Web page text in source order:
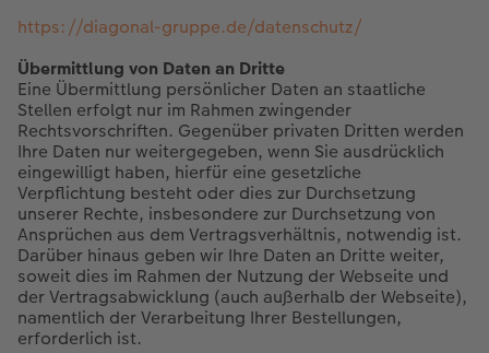
https://diagonal-gruppe.de/datenschutz/
Übermittlung von Daten an Dritte
Eine Übermittlung persönlicher Daten an staatliche
Stellen erfolgt nur im Rahmen zwingender
Rechtsvorschriften. Gegenüber privaten Dritten werden
Ihre Daten nur weitergegeben, wenn Sie ausdrücklich
eingewilligt haben, hierfür eine gesetzliche
Verpflichtung besteht oder dies zur Durchsetzung
unserer Rechte, insbesondere zur Durchsetzung von
Ansprüchen aus dem Vertragsverhältnis, notwendig ist.
Darüber hinaus geben wir Ihre Daten an Dritte weiter,
soweit dies im Rahmen der Nutzung der Webseite und
der Vertragsabwicklung (auch außerhalb der Webseite),
namentlich der Verarbeitung Ihrer Bestellungen,
erforderlich ist.